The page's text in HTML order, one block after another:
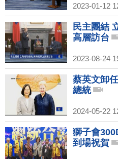
2023-01-12
民主團結
高層訪台
2023-08-24
蔡英文卸
總統
2024-05-22
獅子會
到場祝賀